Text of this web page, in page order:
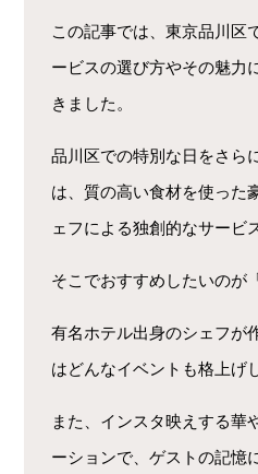
この記事では、東京品川区
ービスの選び方やその魅力
きました。
品川区での特別な日をさら
は、質の高い食材を使った
ェフによる独創的なサービ
そこでおすすめしたいのが
有名ホテル出身のシェフが
はどんなイベントも格上げ
また、インスタ映えする華
ーションで、ゲストの記憶